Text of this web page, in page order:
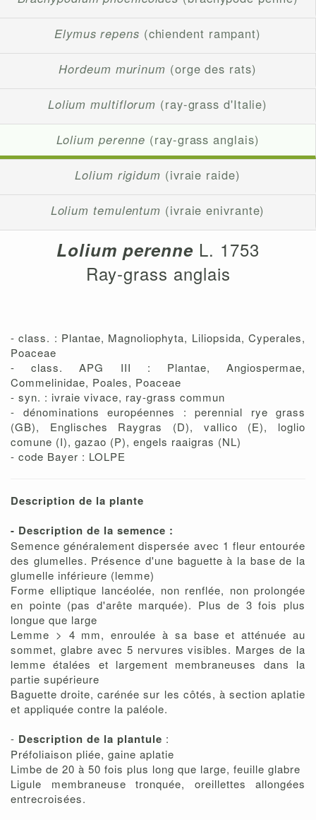
Elymus repens (chiendent rampant)
Hordeum murinum (orge des rats)
Lolium multiflorum (ray-grass d'Italie)
Lolium perenne (ray-grass anglais)
Lolium rigidum (ivraie raide)
Lolium temulentum (ivraie enivrante)
Lolium perenne L. 1753
Ray-grass anglais
- class. : Plantae, Magnoliophyta, Liliopsida, Cyperales,
Poaceae
- class. APG III : Plantae, Angiospermae,
Commelinidae, Poales, Poaceae
- syn. : ivraie vivace, ray-grass commun
- dénominations européennes : perennial rye grass
(GB), Englisches Raygras (D), vallico (E), loglio
comune (I), gazao (P), engels raaigras (NL)
- code Bayer : LOLPE
Description de la plante
- Description de la semence :
Semence généralement dispersée avec 1 fleur entourée
des glumelles. Présence d'une baguette à la base de la
glumelle inférieure (lemme)
Forme elliptique lancéolée, non renflée, non prolongée
en pointe (pas d'arête marquée). Plus de 3 fois plus
longue que large
Lemme > 4 mm, enroulée à sa base et atténuée au
sommet, glabre avec 5 nervures visibles. Marges de la
lemme étalées et largement membraneuses dans la
partie supérieure
Baguette droite, carénée sur les côtés, à section aplatie
et appliquée contre la paléole.
- Description de la plantule :
Préfoliaison pliée, gaine aplatie
Limbe de 20 à 50 fois plus long que large, feuille glabre
Ligule membraneuse tronquée, oreillettes allongées
entrecroisées.